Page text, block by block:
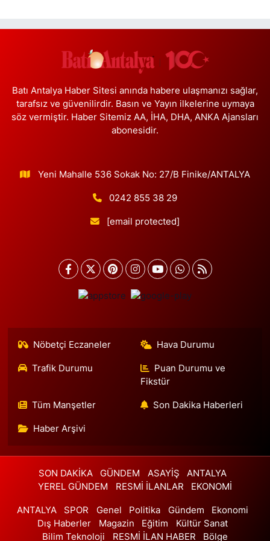
Yeni Mahallesi, 7053 Sokak No:23 B Silivri İstanbul
Buse Eczanesi
Rüzgarlıbahçe Mahallesi, Ferit İnal Caddesi No:35 B Beykoz
Tahtakale Mahallesi, Firuze Çiçeği Sokak No:4 S Dükkan:128
Yol Tarifi Al
Tuna Eczanesi
Sakızağacı Mahallesi, İstanbul Caddesi No:42 Bakırköy İstanbul
0 (212) 585 35 86 Yol Tarifi Al
Çağla Eczanesi
Nene Hatun Mahallesi, Rahman Sokak No:16 A Arnavutköy
İstanbul
0 (506) 999 95 93 Yol Tarifi Al
Ihlamur Eczanesi
İstanbul
Yüksel Eczanesi
Barbaros Hayrettin Paşa Mahallesi, 1992.Sokak No:8-10 B
0 (212) 843 44 44 Yol Tarifi Al
Batı Antalya Haber Sitesi anında habere ulaşmanızı sağlar,
tarafsız ve güvenilirdir. Basın ve Yayın ilkelerine uymaya
söz vermiştir. Haber Sitemiz AA, İHA, DHA, ANKA Ajansları
abonesidir.
Yeni Mahalle 536 Sokak No: 27/B Finike/ANTALYA
0242 855 38 29
[email protected]
Nöbetçi Eczaneler Hava Durumu
Trafik Durumu
Puan Durumu ve
Fikstür
Tüm Manşetler Son Dakika Haberleri
Haber Arşivi
SON DAKİKA GÜNDEM ASAYİŞ
ANTALYA
YEREL GÜNDEM
RESMİ İLANLAR EKONOMİ
ANTALYA SPOR Genel Politika Gündem
Ekonomi
Dış Haberler
Magazin Eğitim
Kültür Sanat
Bilim Teknoloji
RESMİ İLAN HABER Bölge